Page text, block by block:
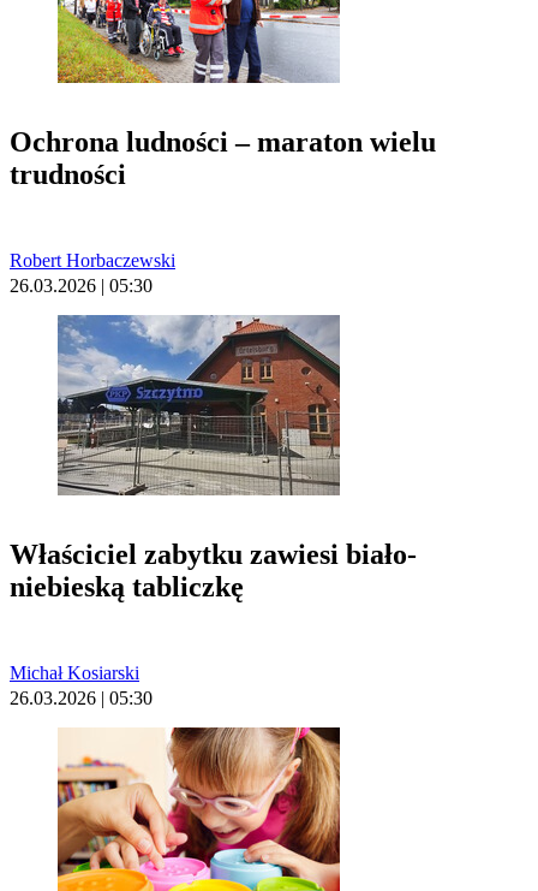
Ochrona ludności – maraton wielu
trudności
Robert Horbaczewski
26.03.2026 | 05:30
Właściciel zabytku zawiesi biało-
niebieską tabliczkę
Michał Kosiarski
26.03.2026 | 05:30